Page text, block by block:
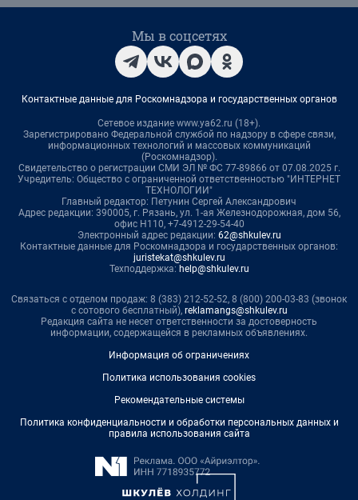
Мы в соцсетях
Контактные данные для Роскомнадзора и государственных органов
Сетевое издание www.ya62.ru (18+).
Зарегистрировано Федеральной службой по надзору в сфере связи,
информационных технологий и массовых коммуникаций
(Роскомнадзор).
Свидетельство о регистрации СМИ ЭЛ № ФС 77-89866 от 07.08.2025 г.
Учредитель: Общество с ограниченной ответственностью "ИНТЕРНЕТ
ТЕХНОЛОГИИ"
Главный редактор: Петунин Сергей Александрович
Адрес редакции: 390005, г. Рязань, ул. 1-ая Железнодорожная, дом 56,
офис Н110, +7-4912-29-54-40
Электронный адрес редакции: 62@shkulev.ru
Контактные данные для Роскомнадзора и государственных органов:
juristekat@shkulev.ru
Техподдержка: help@shkulev.ru
Связаться с отделом продаж: 8 (383) 212-52-52, 8 (800) 200-03-83 (звонок
с сотового бесплатный), reklamangs@shkulev.ru
Редакция сайта не несет ответственности за достоверность
информации, содержащейся в рекламных объявлениях.
Информация об ограничениях
Политика использования cookies
Рекомендательные системы
Политика конфиденциальности и обработки персональных данных и
правила использования сайта